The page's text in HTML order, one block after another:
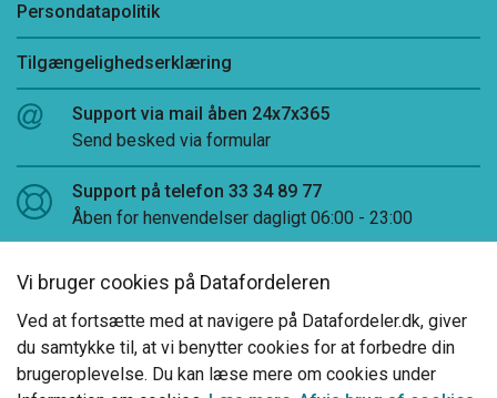
Persondatapolitik
Tilgængelighedserklæring
Support via mail åben 24x7x365
Send besked via formular
Support på telefon 33 34 89 77
Åben for henvendelser dagligt 06:00 - 23:00
Log på Datafordeler Administration
LinkedIn
Vi bruger cookies på Datafordeleren
Ved at fortsætte med at navigere på Datafordeler.dk, giver
du samtykke til, at vi benytter cookies for at forbedre din
brugeroplevelse. Du kan læse mere om cookies under